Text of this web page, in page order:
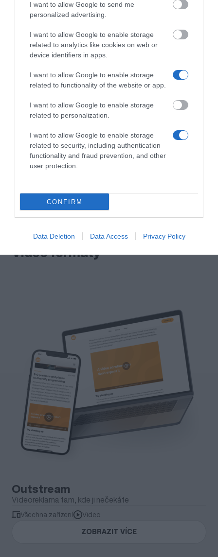
I want to allow Google to send me
personalized advertising.
I want to allow Google to enable storage
related to analytics like cookies on web or
device identifiers in apps.
I want to allow Google to enable storage
related to functionality of the website or app.
I want to allow Google to enable storage
related to personalization.
I want to allow Google to enable storage
related to security, including authentication
functionality and fraud prevention, and other
user protection.
CONFIRM
Data Deletion Data Access Privacy Policy
In-Media
Počítač
Displej
ZOBRAZIT VÍCE
Video formáty
Outstream
Videoreklama tam, kde ji nečekáte
Všechna zařízení
Video
ZOBRAZIT VÍCE